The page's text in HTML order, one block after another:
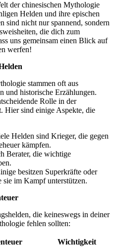
der chinesischen Mythologie
Helden und ihre epischen
sind nicht nur spannend, sondern
die dich zum
uns gemeinsam einen Blick auf‍
werfen!
stammen oft aus
und historische Erzählungen.
Rolle in der
Hier sind einige Aspekte, die
Helden sind Krieger, die ⁤gegen
kämpfen.
Berater, die wichtige
besitzen Superkräfte oder
sie im Kampf unterstützen.
die keineswegs in‌ deiner
fehlen ⁤sollten:
Wichtigkeit